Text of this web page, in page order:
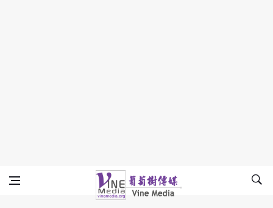
Vine Media
葡萄樹傳媒